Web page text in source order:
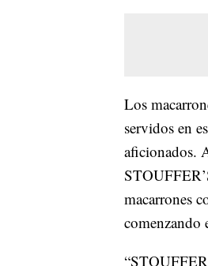
Los
servidos en
aficionados.
macarrones